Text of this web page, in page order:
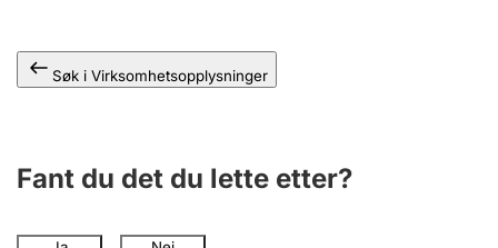
Søk i Virksomhetsopplysninger
Fant du det du lette etter?